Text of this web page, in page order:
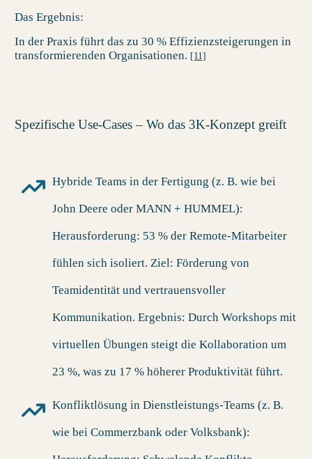
Das Ergebnis:
In der Praxis führt das zu 30 % Effizienzsteigerungen in
transformierenden Organisationen. [11]
Spezifische Use-Cases – Wo das 3K-Konzept greift
Hybride Teams in der Fertigung (z. B. wie bei
John Deere oder MANN + HUMMEL):
Herausforderung: 53 % der Remote-Mitarbeiter
fühlen sich isoliert. Ziel: Förderung von
Teamidentität und vertrauensvoller
Kommunikation. Ergebnis: Durch Workshops mit
virtuellen Übungen steigt die Kollaboration um
23 %, was zu 17 % höherer Produktivität führt.
Konfliktlösung in Dienstleistungs-Teams (z. B.
wie bei Commerzbank oder Volksbank):